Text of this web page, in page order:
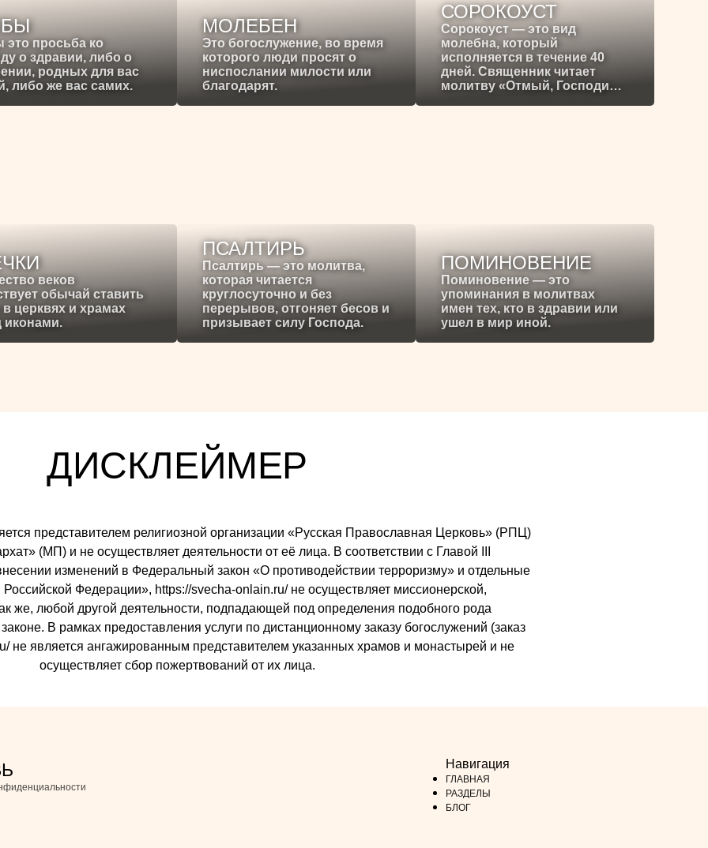
это просьба ко
о здравии, либо о
родных для вас
либо же вас самих.
МОЛЕБЕН
Это богослужение, во время
которого люди просят о
ниспослании милости или
благодарят.
СОРОКОУСТ
Сорокоуст — это вид
молебна, который
исполняется в течение 40
дней. Священник читает
молитву «Отмый, Господи…
веков
обычай ставить
в церквях и храмах
иконами.
ПСАЛТИРЬ
Псалтирь — это молитва,
которая читается
круглосуточно и без
перерывов, отгоняет бесов и
призывает силу Господа.
ПОМИНОВЕНИЕ
Поминовение — это
упоминания в молитвах
имен тех, кто в здравии или
ушел в мир иной.
ДИСКЛЕЙМЕР
представителем религиозной организации «Русская Православная Церковь» (РПЦ)
(МП) и не осуществляет деятельности от её лица. В соответствии с Главой III
изменений в Федеральный закон «О противодействии терроризму» и отдельные
Российской Федерации», https://svecha-onlain.ru/ не осуществляет миссионерской,
же, любой другой деятельности, подпадающей под определения подобного рода
В рамках предоставления услуги по дистанционному заказу богослужений (заказ
не является ангажированным представителем указанных храмов и монастырей и не
осуществляет сбор пожертвований от их лица.
Навигация
ГЛАВНАЯ
РАЗДЕЛЫ
БЛОГ